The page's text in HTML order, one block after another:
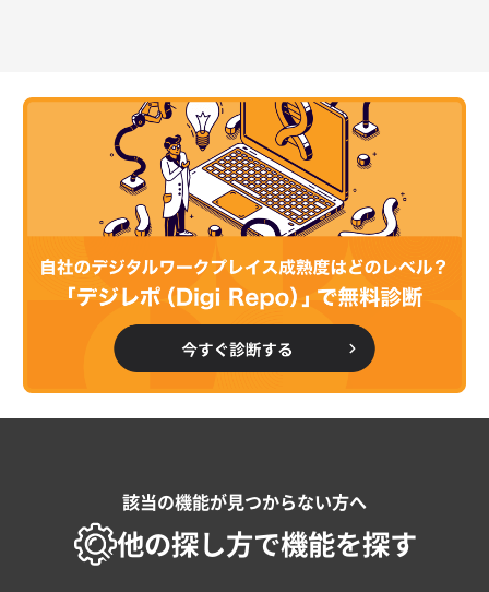
該当の機能が見つからない方へ
他の探し方で機能を探す